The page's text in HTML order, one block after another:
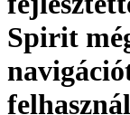
Spirit